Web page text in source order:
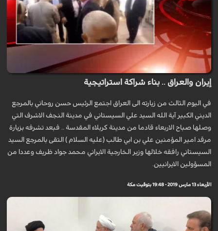
إيران والعراق .. بناء شراكة استراتيجية
في اليوم الثالث من زيارته الى العراق اجتمع الرئيس حسن روحاني بالمرجع
الديني الكبير آیة الله السید علي السيستاني في مدينة النجف الاشرف التي
وصلها صباح الاربعاء قادما من مدينة كربلاء المقدسة .. فبعد تشرفه بزيارة
مرقد امير المؤمنين علي بن ابي طالب (عليه السلام ) التقى بالمرجع السيد
السيستاني رافقه خلالها وزير الخارجية الايراني محمد جواد ظريف وعددا من
المسؤولين الايرانيين.
الأربعاء 13 مارس 2019 - 19:48 بتوقيت مكة